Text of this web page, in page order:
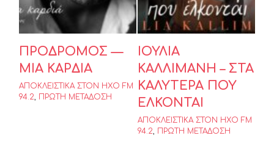
ΠΡΟΔΡΟΜΟΣ —
ΜΙΑ ΚΑΡΔΙΑ
ΑΠΟΚΛΕΙΣΤΙΚΑ ΣΤΟΝ ΗΧΟ FM
94.2
ΠΡΩΤΗ ΜΕΤΑΔΟΣΗ
ΙΟΥΛΙΑ
ΚΑΛΛΙΜΑΝΗ – ΣΤΑ
ΚΑΛΥΤΕΡΑ ΠΟΥ
ΕΛΚΟΝΤΑΙ
ΑΠΟΚΛΕΙΣΤΙΚΑ ΣΤΟΝ ΗΧΟ FM
94.2
ΠΡΩΤΗ ΜΕΤΑΔΟΣΗ